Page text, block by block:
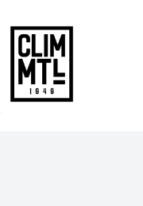
au
contenu